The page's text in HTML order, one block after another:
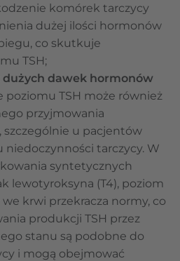
komórek tarczycy
dużej ilości hormonów
co skutkuje
TSH;
dawek hormonów
poziomu TSH może również
przyjmowania
szczególnie u pacjentów
niedoczynności tarczycy. W
syntetycznych
lewotyroksyna (T4), poziom
krwi przekracza normy, co
produkcji TSH przez
stanu są podobne do
i mogą obejmować